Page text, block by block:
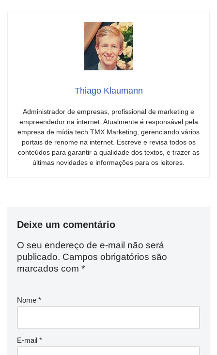
Thiago Klaumann
Administrador de empresas, profissional de marketing e
empreendedor na internet. Atualmente é responsável pela
empresa de mídia tech TMX Marketing, gerenciando vários
portais de renome na internet. Escreve e revisa todos os
conteúdos para garantir a qualidade dos textos, e trazer as
últimas novidades e informações para os leitores.
Deixe um comentário
O seu endereço de e-mail não será
publicado. Campos obrigatórios são
marcados com *
Nome *
E-mail *